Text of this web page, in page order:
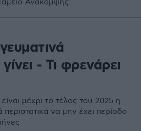
Ανάκαμψης
- Τι φρενάρει
μέχρι το τέλος του 2025 η
περιστατικά να μην έχει περίοδο